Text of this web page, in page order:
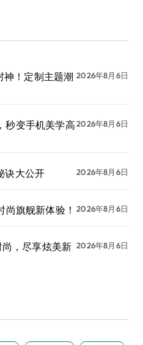
神！定制主题潮 2026年8月6日
秒变手机美学高2026年8月6日
诀大公开 2026年8月6日
尚旗舰新体验！ 2026年8月6日
，尽享炫美新 2026年8月6日